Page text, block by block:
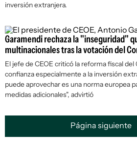
inversión extranjera.
Garamendi rechaza la "inseguridad"
multinacionales tras la votación del
El jefe de CEOE criticó la reforma fiscal del
confianza especialmente a la inversión
puede aprovechar es una norma europea
medidas adicionales", advirtió
Página siguiente